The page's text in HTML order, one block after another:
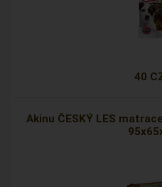
40
Akinu ČESKÝ LES